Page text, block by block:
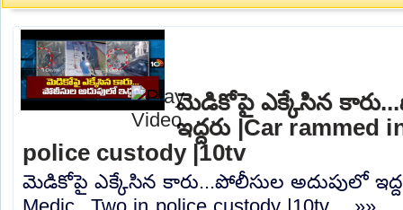
మెడికోపై ఎక్కేసిన
ఇద్దరు |Car rammed
police custody |10tv
మెడికోపై ఎక్కేసిన కారు...పోలీసుల అదుపులో